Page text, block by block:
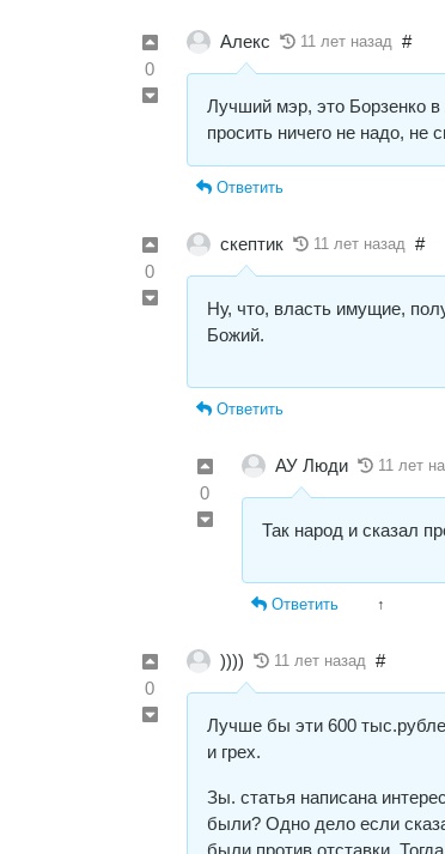
0
Алекс 11 лет назад #
Лучший мэр, это Борзенко
просить ничего не надо, не
Ответить
0
скептик 11 лет назад #
Ну, что, власть имущие,
Божий.
Ответить
0
АУ Люди 11 лет
Так народ и сказал
Ответить ↑
0
)))) 11 лет назад #
Лучше бы эти 600
и грех.
Зы. статья написана
были? Одно дело если
были против отставки.